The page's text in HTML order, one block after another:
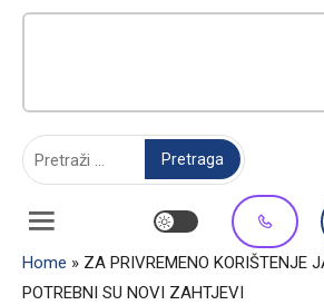
Home » ZA PRIVREMENO KORIŠTENJE
POTREBNI SU NOVI ZAHTJEVI